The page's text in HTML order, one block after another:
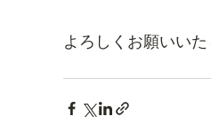
よろしくお願いい